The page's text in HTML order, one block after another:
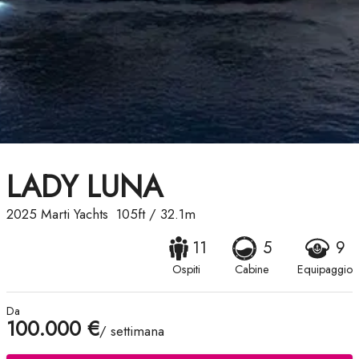
LADY LUNA
2025 Marti Yachts 105ft/ 32.1m
11
Ospiti
5
Cabine
9
Equipaggio
Da
100.000 €/ settimana